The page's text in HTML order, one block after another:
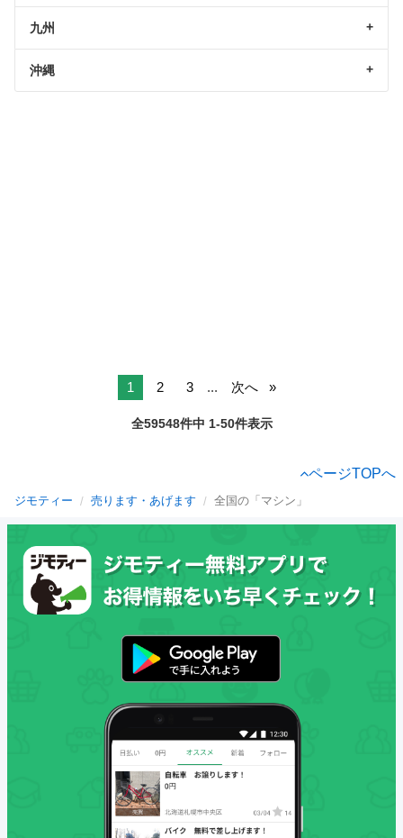
九州
沖縄
1 2 3 ... 次へ
全59548件中 1-50件表示
ページTOPへ
ジモティー 売ります・あげます 全国の「マシン」